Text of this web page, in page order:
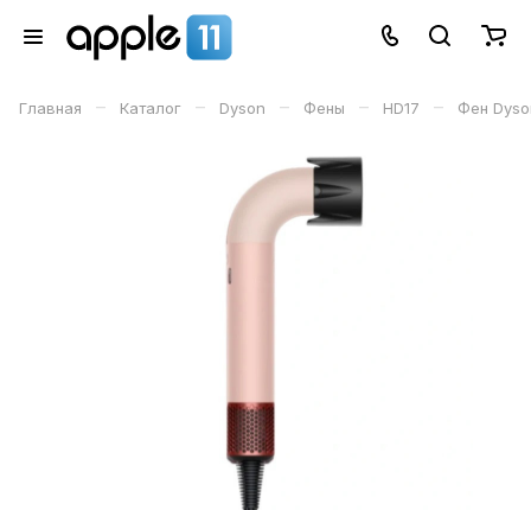
Главная – Каталог – Dyson – Фены – HD17 – Фен